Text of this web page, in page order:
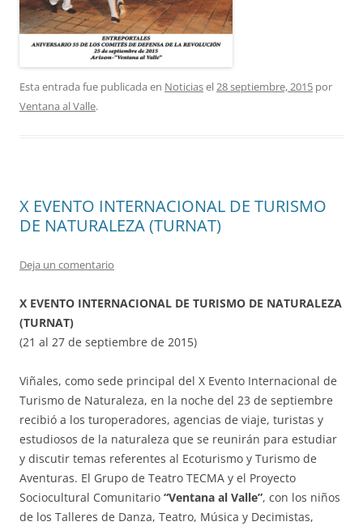
Esta entrada fue publicada en Noticiasel28 septiembre, 2015 por
Ventana al Valle.
X EVENTO INTERNACIONAL DE TURISMO
DE NATURALEZA (TURNAT)
Deja un comentario
X EVENTO INTERNACIONAL DE TURISMO DE NATURALEZA
(TURNAT)
(21 al 27 de septiembre de 2015)
Viñales, como sede principal del X Evento Internacional de
Turismo de Naturaleza, en la noche del 23 de septiembre
recibió a los turoperadores, agencias de viaje, turistas y
estudiosos de la naturaleza que se reunirán para estudiar
y discutir temas referentes al Ecoturismo y Turismo de
Aventuras. El Grupo de Teatro TECMA y el Proyecto
Sociocultural Comunitario “Ventana al Valle”, con los niños
de los Talleres de Danza, Teatro, Música y Decimistas,